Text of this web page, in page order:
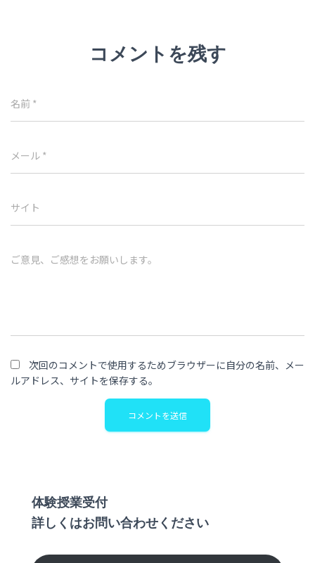
コメントを残す
名前 *
メール *
サイト
ご意見、ご感想をお願いします。
次回のコメントで使用するためブラウザーに自分の名前、メー
ルアドレス、サイトを保存する。
体験授業受付
詳しくはお問い合わせください